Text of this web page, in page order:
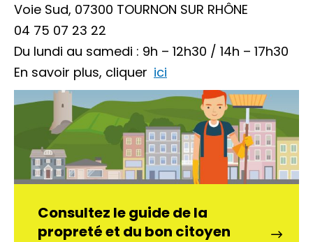
Voie Sud, 07300 TOURNON SUR RHÔNE
04 75 07 23 22
Du lundi au samedi : 9h – 12h30 / 14h – 17h30
En savoir plus, cliquer ici
Consultez le guide de la
propreté et du bon citoyen